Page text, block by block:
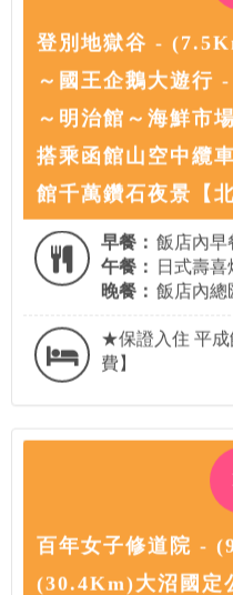
登別地獄谷 -
～國王企鵝大遊行
～明治館～海鮮市
搭乘函館山空中纜
館千萬鑽石夜景【
早餐： 飯店內早
午餐： 日式壽喜
晚餐： 飯店內總
★保證入住 平成
費】
百年女子修道院 -
(30.4Km)大沼國定